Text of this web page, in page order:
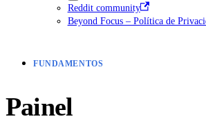
Reddit community
Beyond Focus – Política de
FUNDAMENTOS
Painel